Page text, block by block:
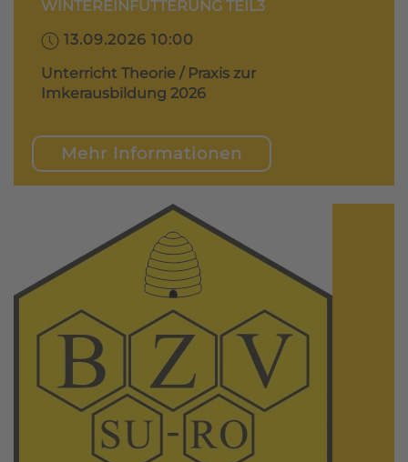
WINTEREINFÜTTERUNG TEIL3
13.09.2026 10:00
Unterricht Theorie / Praxis zur
Imkerausbildung 2026
Mehr Informationen